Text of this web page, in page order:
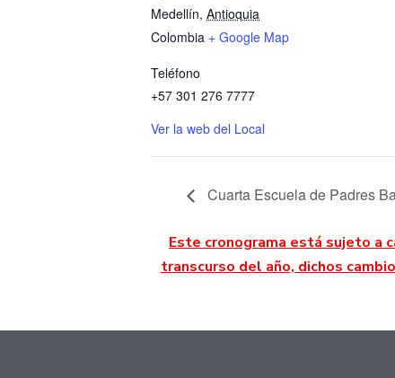
Medellín, Antioquia
Colombia + Google Map
Teléfono
+57 301 276 7777
Ver la web del Local
Cuarta Escuela de Padres
Este cronograma está sujeto a
transcurso del año, dichos